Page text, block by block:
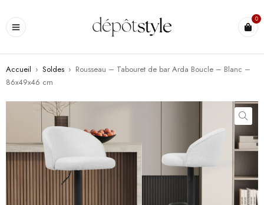
0
Accueil › Soldes › Rousseau – Tabouret de bar Arda Boucle – Blanc –
86x49x46 cm